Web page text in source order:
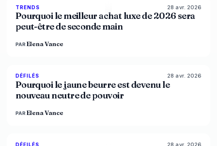
89% 49
TRENDS 28 avr. 2026
Pourquoi le meilleur achat luxe de 2026 sera
peut-être de seconde main
PAR Elena Vance
86% 86
DÉFILÉS 28 avr. 2026
Pourquoi le jaune beurre est devenu le
nouveau neutre de pouvoir
PAR Elena Vance
DÉFILÉS 28 avr. 2026